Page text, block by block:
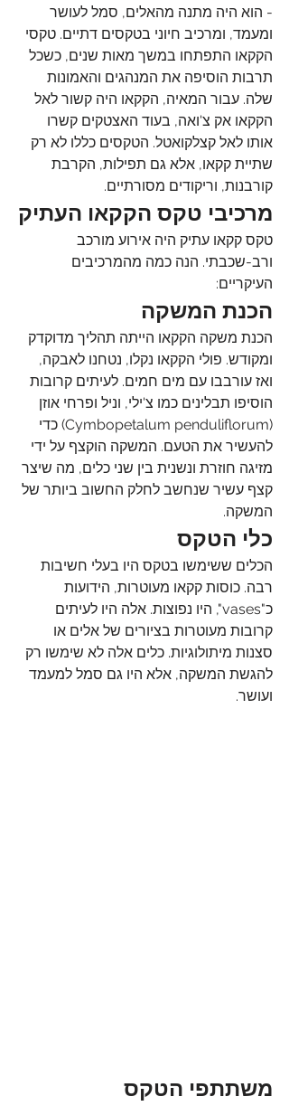
- הוא היה מתנה מהאלים, סמל לעושר
ומעמד, ומרכיב חיוני בטקסים דתיים. טקסי
הקקאו התפתחו במשך מאות שנים, כשכל
תרבות הוסיפה את המנהגים והאמונות
שלה. עבור המאיה, הקקאו היה קשור לאל
הקקאו אק צ'ואה, בעוד האצטקים קשרו
אותו לאל קצלקואטל. הטקסים כללו לא רק
שתיית קקאו, אלא גם תפילות, הקרבת
קורבנות, וריקודים מסורתיים.
מרכיבי טקס הקקאו העתיק
טקס קקאו עתיק היה אירוע מורכב
ורב-שכבתי. הנה כמה מהמרכיבים
העיקריים:
הכנת המשקה
הכנת משקה הקקאו הייתה תהליך מדוקדק
ומקודש. פולי הקקאו נקלו, נטחנו לאבקה,
ואז עורבבו עם מים חמים. לעיתים קרובות
הוסיפו תבלינים כמו צ'ילי, וניל ופרחי אוזן
(Cymbopetalum penduliflorum) כדי
להעשיר את הטעם. המשקה הוקצף על ידי
מזיגה חוזרת ונשנית בין שני כלים, מה שיצר
קצף עשיר שנחשב לחלק החשוב ביותר של
המשקה.
כלי הטקס
הכלים ששימשו בטקס היו בעלי חשיבות
רבה. כוסות קקאו מעוטרות, הידועות
כ"vases", היו נפוצות. אלה היו לעיתים
קרובות מעוטרות בציורים של אלים או
סצנות מיתולוגיות. כלים אלה לא שימשו רק
להגשת המשקה, אלא היו גם סמל למעמד
ועושר.
משתתפי הטקס